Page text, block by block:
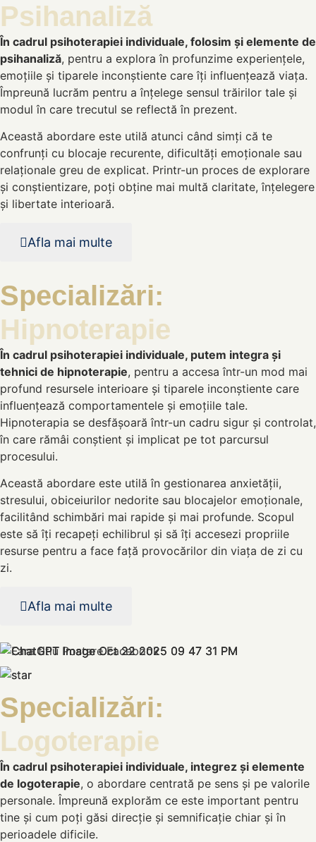
Psihanaliză
În cadrul psihoterapiei individuale, folosim și elemente de
psihanaliză, pentru a explora în profunzime experiențele,
emoțiile și tiparele inconștiente care îți influențează viața.
Împreună lucrăm pentru a înțelege sensul trăirilor tale și
modul în care trecutul se reflectă în prezent.
Această abordare este utilă atunci când simți că te
confrunți cu blocaje recurente, dificultăți emoționale sau
relaționale greu de explicat. Printr-un proces de explorare
și conștientizare, poți obține mai multă claritate, înțelegere
și libertate interioară.
Afla mai multe
Specializări:
Hipnoterapie
În cadrul psihoterapiei individuale, putem integra și
tehnici de hipnoterapie, pentru a accesa într-un mod mai
profund resursele interioare și tiparele inconștiente care
influențează comportamentele și emoțiile tale.
Hipnoterapia se desfășoară într-un cadru sigur și controlat,
în care rămâi conștient și implicat pe tot parcursul
procesului.
Această abordare este utilă în gestionarea anxietății,
stresului, obiceiurilor nedorite sau blocajelor emoționale,
facilitând schimbări mai rapide și mai profunde. Scopul
este să îți recapeți echilibrul și să îți accesezi propriile
resurse pentru a face față provocărilor din viața de zi cu
zi.
Afla mai multe
Specializări:
Logoterapie
În cadrul psihoterapiei individuale, integrez și elemente
de logoterapie, o abordare centrată pe sens și pe valorile
personale. Împreună explorăm ce este important pentru
tine și cum poți găsi direcție și semnificație chiar și în
perioadele dificile.